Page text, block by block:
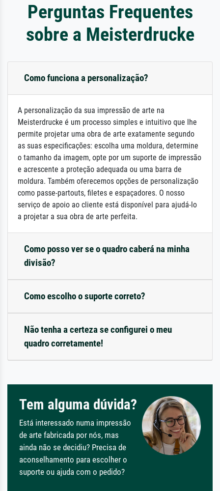
Perguntas Frequentes
sobre a Meisterdrucke
Como funciona a personalização?
A personalização da sua impressão de arte na
Meisterdrucke é um processo simples e intuitivo que lhe
permite projetar uma obra de arte exatamente segundo
as suas especificações: escolha uma moldura, determine
o tamanho da imagem, opte por um suporte de impressão
e acrescente a proteção adequada ou uma barra de
moldura. Também oferecemos opções de personalização
como passe-partouts, filetes e espaçadores. O nosso
serviço de apoio ao cliente está disponível para ajudá-lo
a projetar a sua obra de arte perfeita.
Como posso ver se o quadro caberá na minha
divisão?
Como escolho o suporte correto?
Não tenha a certeza se configurei o meu
quadro corretamente!
Tem alguma dúvida?
Está interessado numa impressão
de arte fabricada por nós, mas
ainda não se decidiu? Precisa de
aconselhamento para escolher o
suporte ou ajuda com o pedido?